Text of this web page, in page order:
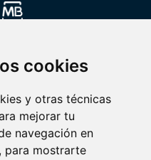
cookies
y otras técnicas
mejorar tu
navegación en
para mostrarte
MasterCard